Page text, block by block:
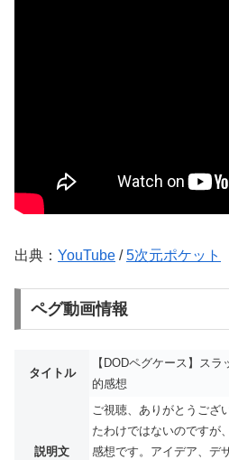
出典： YouTube /5次元ポケット
ペグ動画情報
タイトル
【DODペグケース】ス
的感想
説明文
ご視聴、ありがとうござ
たわけではないのですが
感想です。アイデア、デ